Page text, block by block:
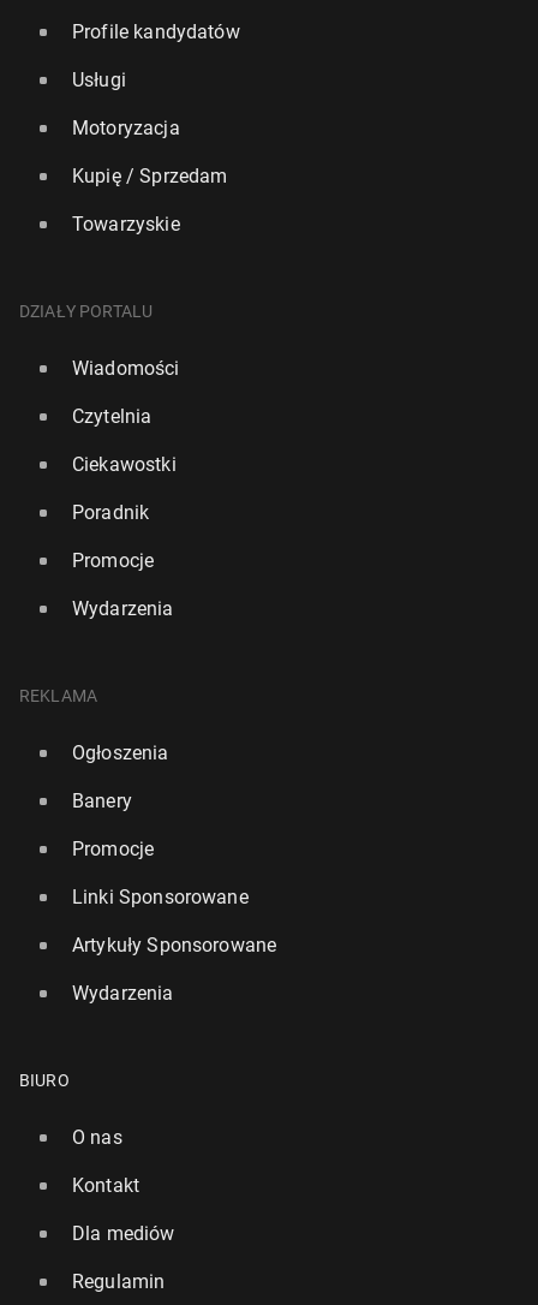
Profile kandydatów
Usługi
Motoryzacja
Kupię / Sprzedam
Towarzyskie
DZIAŁY PORTALU
Wiadomości
Czytelnia
Ciekawostki
Poradnik
Promocje
Wydarzenia
REKLAMA
Ogłoszenia
Banery
Promocje
Linki Sponsorowane
Artykuły Sponsorowane
Wydarzenia
BIURO
O nas
Kontakt
Dla mediów
Regulamin